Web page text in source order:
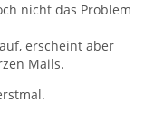
nicht das Problem
erscheint aber
Mails.